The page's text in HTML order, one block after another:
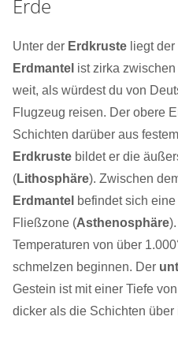
Erde
Unter der Erdkruste liegt der
Erdmantel ist zirka zwischen
weit, als würdest du von
Flugzeug reisen. Der obere
Schichten darüber aus
Erdkruste bildet er die
(Lithosphäre). Zwischen
Erdmantel befindet sich
Fließzone (Asthenosphäre
Temperaturen von über
schmelzen beginnen. Der
Gestein ist mit einer Tiefe von
dicker als die Schichten über